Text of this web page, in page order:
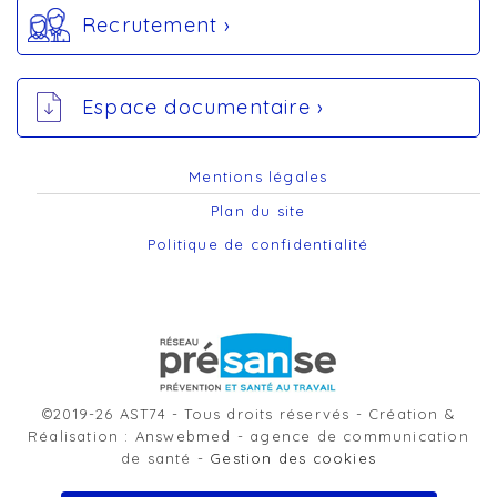
Recrutement ›
Espace documentaire ›
Mentions légales
Plan du site
Politique de confidentialité
©2019-26 AST74 - Tous droits réservés - Création &
Réalisation : Answebmed - agence de communication
de santé - Gestion des cookies